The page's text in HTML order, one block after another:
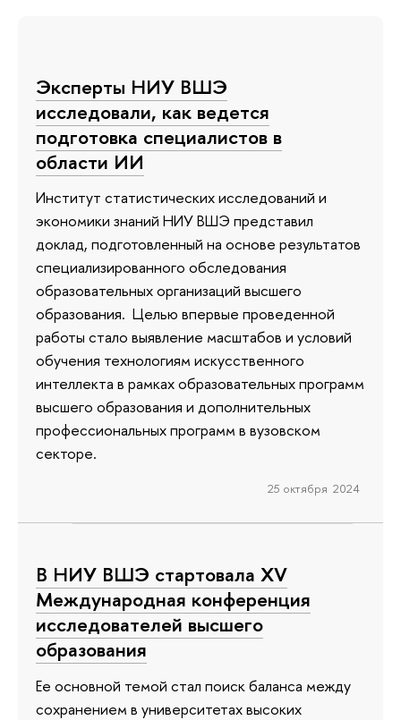
Эксперты НИУ ВШЭ
исследовали, как ведется
подготовка специалистов в
области ИИ
Институт статистических исследований и
экономики знаний НИУ ВШЭ представил
доклад, подготовленный на основе результатов
специализированного обследования
образовательных организаций высшего
образования. Целью впервые проведенной
работы стало выявление масштабов и условий
обучения технологиям искусственного
интеллекта в рамках образовательных программ
высшего образования и дополнительных
профессиональных программ в вузовском
секторе.
25 октября 2024
В НИУ ВШЭ стартовала XV
Международная конференция
исследователей высшего
образования
Ее основной темой стал поиск баланса между
сохранением в университетах высоких